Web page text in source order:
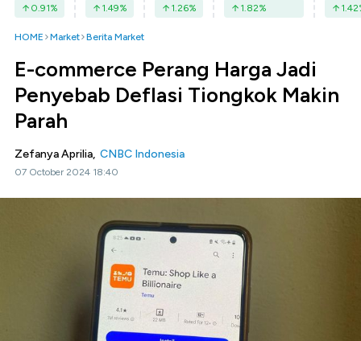
0.91% 1.49% 1.26% 1.82% 1.42
HOME Market Berita Market
E-commerce Perang Harga Jadi
Penyebab Deflasi Tiongkok Makin
Parah
Zefanya Aprilia, CNBC Indonesia
07 October 2024 18:40